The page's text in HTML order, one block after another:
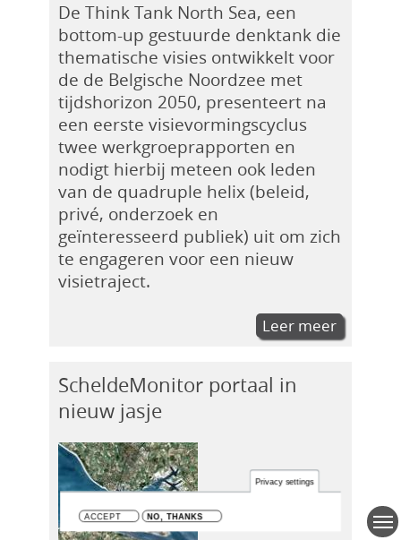
De Think Tank North Sea, een
bottom-up gestuurde denktank die
thematische visies ontwikkelt voor
de de Belgische Noordzee met
tijdshorizon 2050, presenteert na
een eerste visievormingscyclus
twee werkgroeprapporten en
nodigt hierbij meteen ook leden
van de quadruple helix (beleid,
privé, onderzoek en
geïnteresseerd publiek) uit om zich
te engageren voor een nieuw
visietraject.
Leer meer
ScheldeMonitor portaal in
nieuw jasje
Privacy settings
ACCEPT NO, THANKS